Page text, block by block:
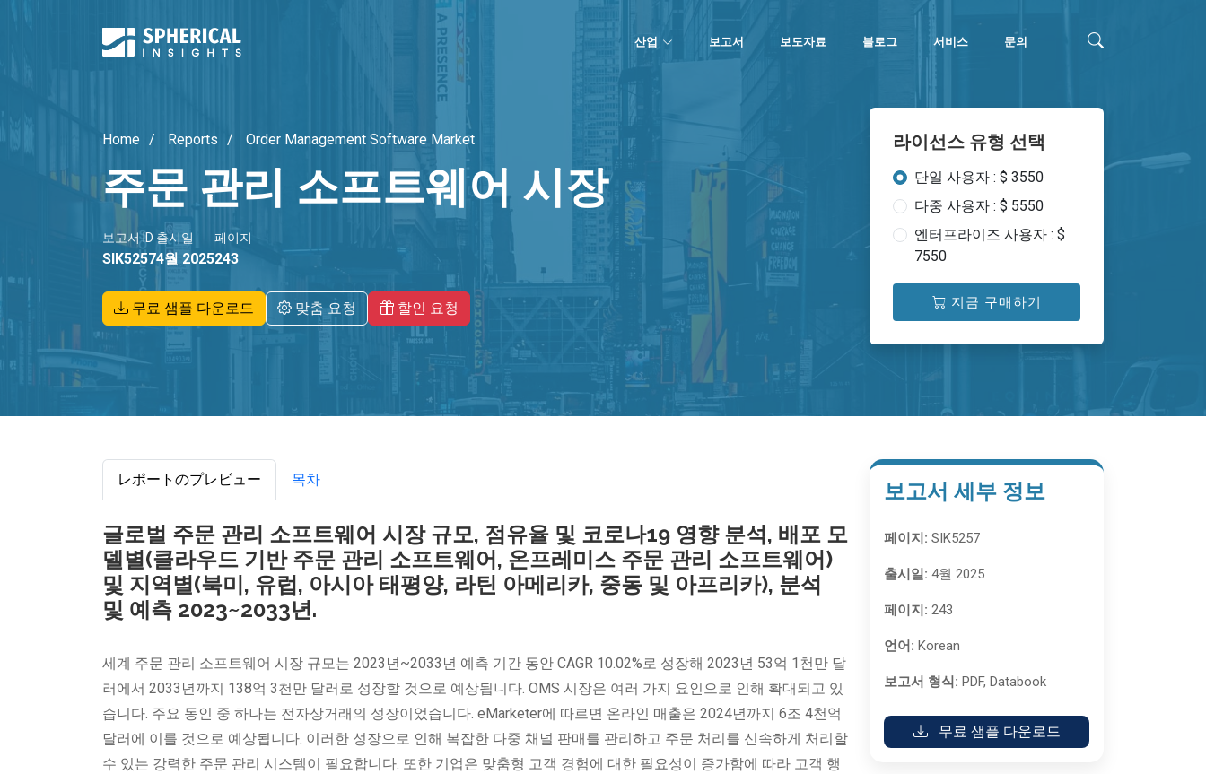
산업 보고서 보도자료 블로그 서비스 문의
Home Reports Order Management Software Market
주문 관리 소프트웨어 시장
보고서 ID
SIK5257
출시일
4월 2025
페이지
243
무료 샘플 다운로드 맞춤 요청 할인 요청
라이선스 유형 선택
단일 사용자 : $ 3550
다중 사용자 : $ 5550
엔터프라이즈 사용자 : $
7550
지금 구매하기
レポートのプレビュー 목차
글로벌 주문 관리 소프트웨어 시장 규모, 점유율 및 코로나19 영향 분석, 배포 모
델별(클라우드 기반 주문 관리 소프트웨어, 온프레미스 주문 관리 소프트웨어)
및 지역별(북미, 유럽, 아시아 태평양, 라틴 아메리카, 중동 및 아프리카), 분석
및 예측 2023~2033년.
세계 주문 관리 소프트웨어 시장 규모는 2023년~2033년 예측 기간 동안 CAGR 10.02%로 성장해 2023년 53억 1천만 달
러에서 2033년까지 138억 3천만 달러로 성장할 것으로 예상됩니다. OMS 시장은 여러 가지 요인으로 인해 확대되고 있
습니다. 주요 동인 중 하나는 전자상거래의 성장이었습니다. eMarketer에 따르면 온라인 매출은 2024년까지 6조 4천억
달러에 이를 것으로 예상됩니다. 이러한 성장으로 인해 복잡한 다중 채널 판매를 관리하고 주문 처리를 신속하게 처리할
수 있는 강력한 주문 관리 시스템이 필요합니다. 또한 기업은 맞춤형 고객 경험에 대한 필요성이 증가함에 따라 고객 행
보고서 세부 정보
페이지: SIK5257
출시일: 4월 2025
페이지: 243
언어: Korean
보고서 형식: PDF, Databook
무료 샘플 다운로드